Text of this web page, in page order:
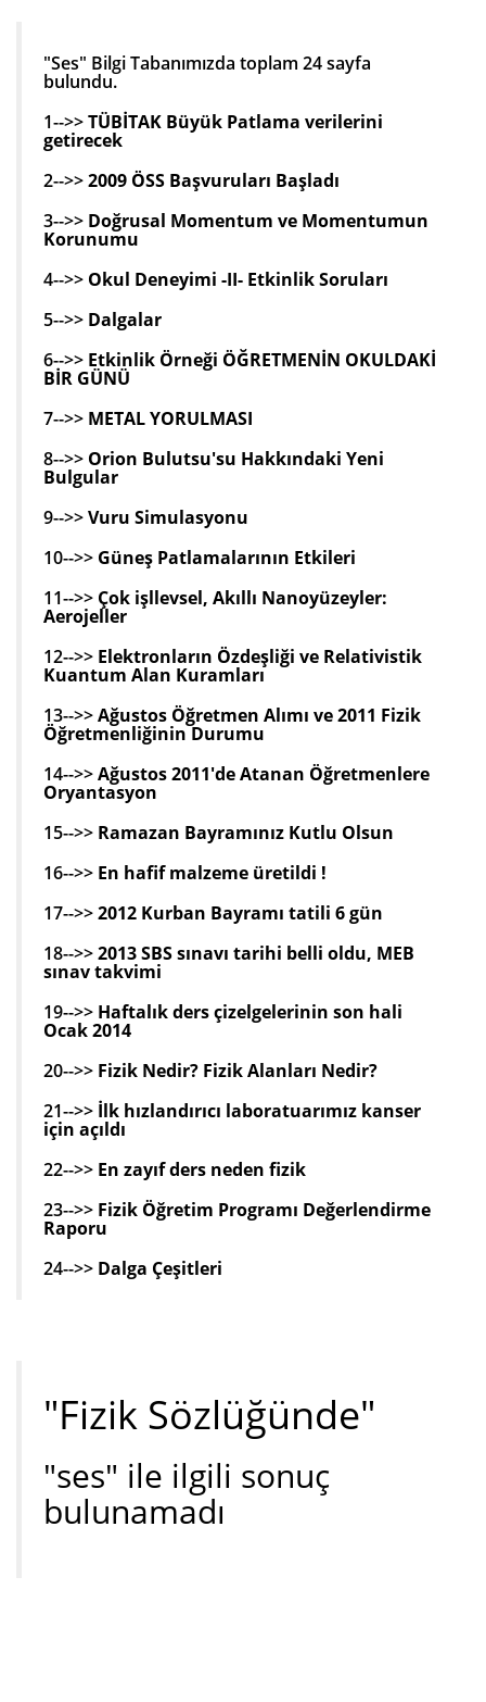
"Ses" Bilgi Tabanımızda toplam 24 sayfa
bulundu.
1-->>TÜBİTAK Büyük Patlama verilerini
getirecek
2-->>2009 ÖSS Başvuruları Başladı
3-->> Doğrusal Momentum ve Momentumun
Korunumu
4-->> Okul Deneyimi -II- Etkinlik Soruları
5-->> Dalgalar
6-->> Etkinlik Örneği ÖĞRETMENİN OKULDAKİ
BİR GÜNÜ
7-->> METAL YORULMASI
8-->> Orion Bulutsu'su Hakkındaki Yeni
Bulgular
9-->>Vuru Simulasyonu
10-->> Güneş Patlamalarının Etkileri
11-->> Çok işllevsel, Akıllı Nanoyüzeyler:
Aerojeller
12-->> Elektronların Özdeşliği ve Relativistik
Kuantum Alan Kuramları
13-->>Ağustos Öğretmen Alımı ve 2011 Fizik
Öğretmenliğinin Durumu
14-->>Ağustos 2011'de Atanan Öğretmenlere
Oryantasyon
15-->> Ramazan Bayramınız Kutlu Olsun
16-->> En hafif malzeme üretildi !
17-->>2012 Kurban Bayramı tatili 6 gün
18-->>2013 SBS sınavı tarihi belli oldu, MEB
sınav takvimi
19-->> Haftalık ders çizelgelerinin son hali
Ocak 2014
20-->> Fizik Nedir? Fizik Alanları Nedir?
21-->> İlk hızlandırıcı laboratuarımız kanser
için açıldı
22-->> En zayıf ders neden fizik
23-->> Fizik Öğretim Programı Değerlendirme
Raporu
24-->> Dalga Çeşitleri
"Fizik Sözlüğünde"
"ses" ile ilgili sonuç
bulunamadı